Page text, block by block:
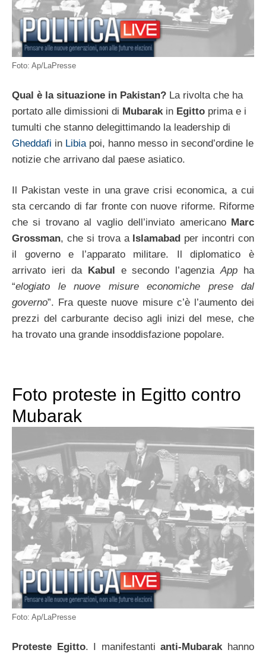
Foto: Ap/LaPresse
Qual è la situazione in Pakistan? La rivolta che ha
portato alle dimissioni di Mubarak in Egitto prima e i
tumulti che stanno delegittimando la leadership di
Gheddafi in Libiapoi, hanno messo in second’ordine le
notizie che arrivano dal paese asiatico.
Il Pakistan veste in una grave crisi economica, a cui
sta cercando di far fronte con nuove riforme. Riforme
che si trovano al vaglio dell’inviato americano Marc
Grossman, che si trova a Islamabad per incontri con
il governo e l’apparato militare. Il diplomatico è
arrivato ieri da
Kabul e secondo l’agenziaApp
ha
“elogiato le nuove misure economiche prese dal
governo”. Fra queste nuove misure c’è l’aumento dei
prezzi del carburante deciso agli inizi del mese, che
ha trovato una grande insoddisfazione popolare.
Foto proteste in Egitto contro
Mubarak
Foto: Ap/LaPresse
Proteste Egitto. I manifestantianti-Mubarak hanno